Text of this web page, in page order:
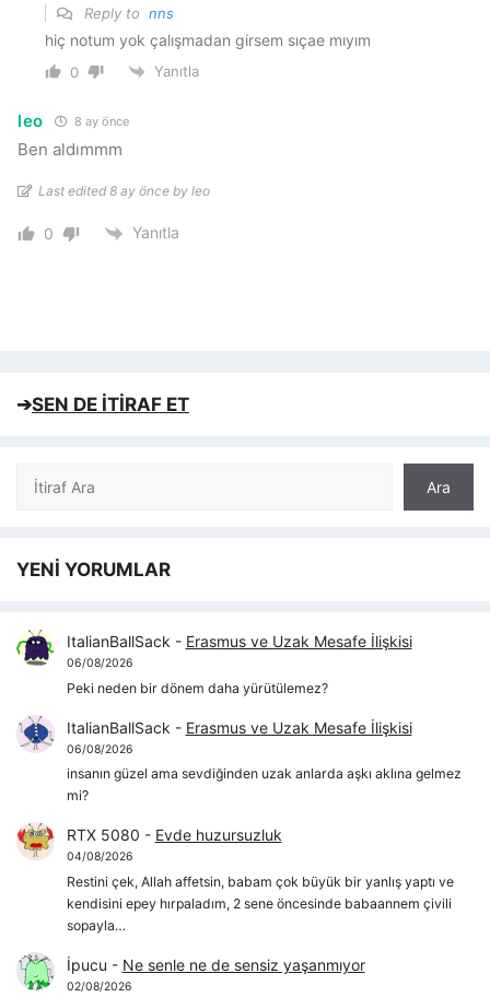
Reply to nns
hiç notum yok çalışmadan girsem sıçae mıyım
0 Yanıtla
leo 8 ay önce
Ben aldımmm
Last edited 8 ay önce by leo
0 Yanıtla
➔SEN DE İTİRAF ET
Ara
Ara
YENİ YORUMLAR
ItalianBallSack - Erasmus ve Uzak Mesafe İlişkisi
06/08/2026
Peki neden bir dönem daha yürütülemez?
ItalianBallSack - Erasmus ve Uzak Mesafe İlişkisi
06/08/2026
insanın güzel ama sevdiğinden uzak anlarda aşkı aklına gelmez
mi?
RTX 5080 - Evde huzursuzluk
04/08/2026
Restini çek, Allah affetsin, babam çok büyük bir yanlış yaptı ve
kendisini epey hırpaladım, 2 sene öncesinde babaannem çivili
sopayla…
İpucu - Ne senle ne de sensiz yaşanmıyor
02/08/2026